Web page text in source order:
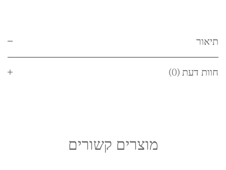
תיאור
חוות דעת (0)
מוצרים קשורים